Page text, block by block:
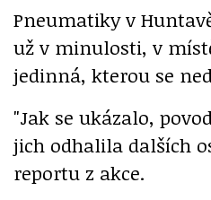
Pneumatiky v
už v minulosti, v
jedinná, kterou se
"Jak se ukázalo,
jich odhalila dalších
reportu z akce.